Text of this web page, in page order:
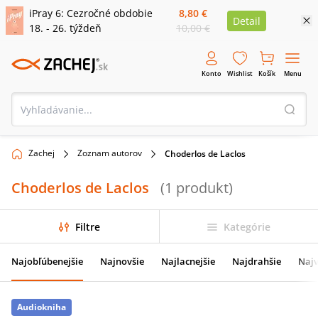
iPray 6: Cezročné obdobie
18. - 26. týždeň
8,80 €
10,00 €
Detail
Konto Wishlist Košík Menu
Zachej Zoznam autorov Choderlos de Laclos
Choderlos de Laclos (1 produkt)
Filtre Kategórie
Najobľúbenejšie Najnovšie Najlacnejšie Najdrahšie
Audiokniha